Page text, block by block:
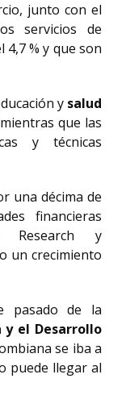
junto con el
servicios de
% y que son
y salud
mientras que las
y técnicas
una décima de
financieras
Research y
un crecimiento
pasado de la
y el Desarrollo
se iba a
puede llegar al